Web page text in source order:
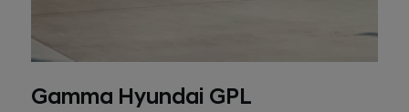
Gamma Hyundai GPL